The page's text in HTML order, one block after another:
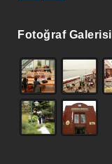
Fotoğraf Galerisi